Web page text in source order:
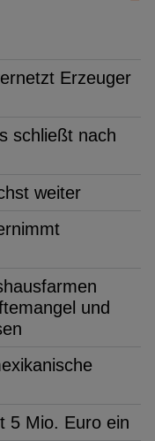
Erzeuger
schließt nach
weiter
und
5 Mio. Euro ein